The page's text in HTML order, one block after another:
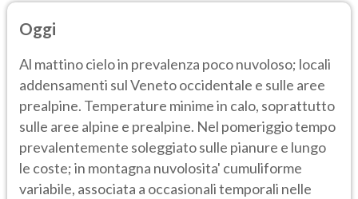
Oggi
Al mattino cielo in prevalenza poco nuvoloso; locali
addensamenti sul Veneto occidentale e sulle aree
prealpine. Temperature minime in calo, soprattutto
sulle aree alpine e prealpine. Nel pomeriggio tempo
prevalentemente soleggiato sulle pianure e lungo
le coste; in montagna nuvolosita' cumuliforme
variabile, associata a occasionali temporali nelle